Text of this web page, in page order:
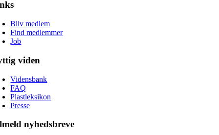
Bliv medlem
Find medlemmer
Job
viden
Vidensbank
FAQ
Plastleksikon
Presse
nyhedsbreve